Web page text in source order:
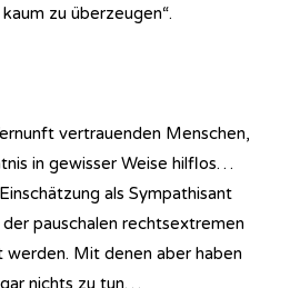
zu überzeugen“.
vertrauenden Menschen,
in gewisser Weise hilflos…
als Sympathisant
pauschalen rechtsextremen
Mit denen aber haben
nichts zu tun…